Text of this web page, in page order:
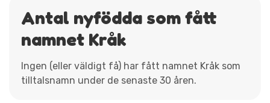
Antal nyfödda som fått
namnet Kråk
Ingen (eller väldigt få) har fått namnet Kråk som
tilltalsnamn under de senaste 30 åren.